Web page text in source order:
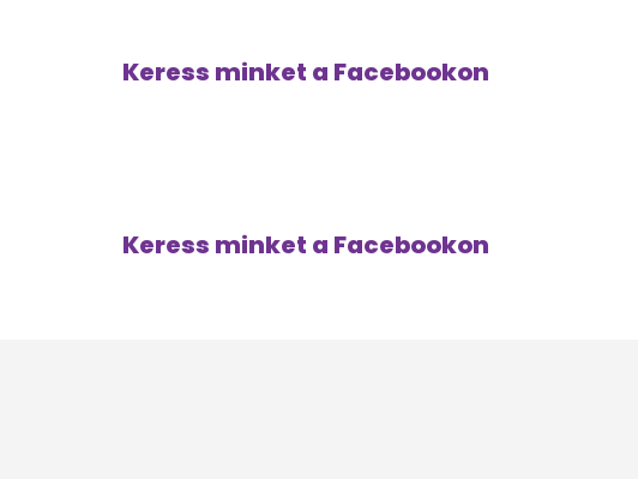
Keress minket a Facebookon
Keress minket a Facebookon